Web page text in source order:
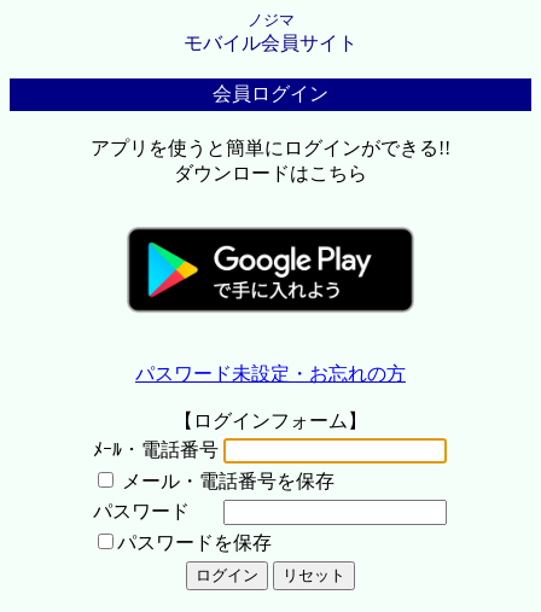
ノジマ
モバイル会員サイト
会員ログイン
アプリを使うと簡単にログインができる!!
ダウンロードはこちら
パスワード未設定・お忘れの方
【ログインフォーム】
ﾒｰﾙ・電話番号
メール・電話番号を保存
パスワード
パスワードを保存